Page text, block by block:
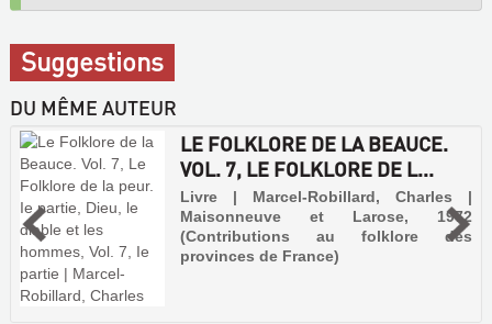
Suggestions
DU MÊME AUTEUR
LE FOLKLORE DE LA BEAUCE.
VOL. 7, LE FOLKLORE DE L...
Livre | Marcel-Robillard, Charles |
Maisonneuve et Larose, 1972
(Contributions au folklore des
provinces de France)